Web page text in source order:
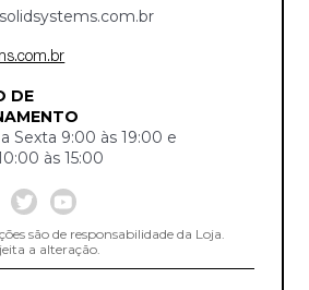
DE
Sexta 9:00 às 19:00 e
às 15:00
são de responsabilidade da Loja.
a alteração.